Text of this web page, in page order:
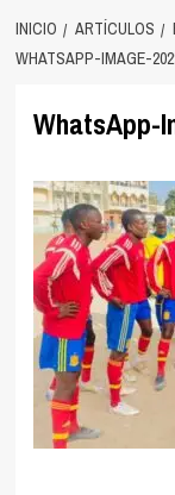
INICIO ARTÍCULOS
WHATSAPP-IMAGE-
WhatsApp-